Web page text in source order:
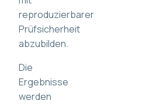
reproduzierbarer
Prüfsicherheit
abzubilden.
Die
Ergebnisse
werden